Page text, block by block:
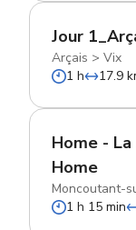
Jour
Arçais > Vix
1 h
17.9
Home -
Home
Moncoutant-
1 h 15 min